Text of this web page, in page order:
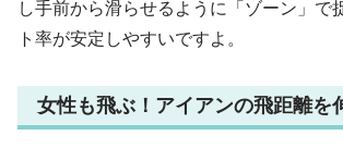
し手前から滑らせるように「ゾーン」で
ト率が安定しやすいですよ。
女性も飛ぶ！アイアンの飛距離を